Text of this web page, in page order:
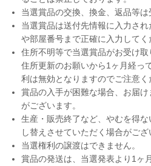
当選賞品の交換、換金、返品等は
当選賞品は送付先情報に入力さ
や部屋番号まで正確に入力してく
住所不明等で当選賞品がお受け
住所更新のお願いから1ヶ月経っ
利は無効となりますのでご注意く
賞品の入手が困難な場合、お届
がございます。
生産・販売終了など、やむを得
し替えさせていただく場合がござ
当選権利の譲渡はできません。
賞品の発送は、当選発表より1ヶ